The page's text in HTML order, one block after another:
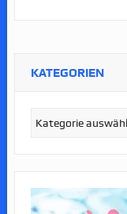
KATEGORIEN